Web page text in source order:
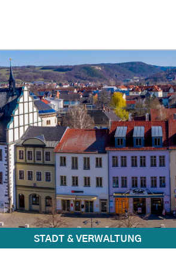
STADT & VERWALTUNG